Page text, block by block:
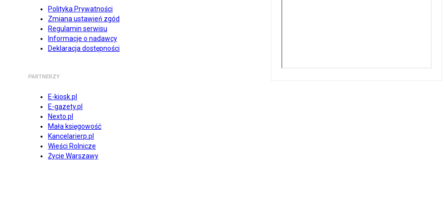
Polityka Prywatności
Zmiana ustawień zgód
Regulamin serwisu
Informacje o nadawcy
Deklaracja dostępności
PARTNERZY
E-kiosk.pl
E-gazety.pl
Nexto.pl
Mała księgowość
Kancelarierp.pl
Wieści Rolnicze
Życie Warszawy